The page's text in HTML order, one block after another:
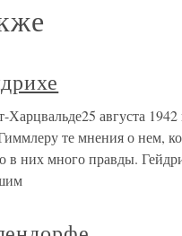
августа 1942
те мнения о нем,
в них много правды.